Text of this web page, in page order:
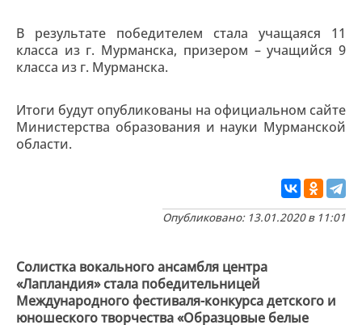
В результате победителем стала учащаяся 11
класса из г. Мурманска, призером – учащийся 9
класса из г. Мурманска.
Итоги будут опубликованы на официальном сайте
Министерства образования и науки Мурманской
области.
Опубликовано: 13.01.2020 в 11:01
Солистка вокального ансамбля центра
«Лапландия» стала победительницей
Международного фестиваля-конкурса детского и
юношеского творчества «Образцовые белые